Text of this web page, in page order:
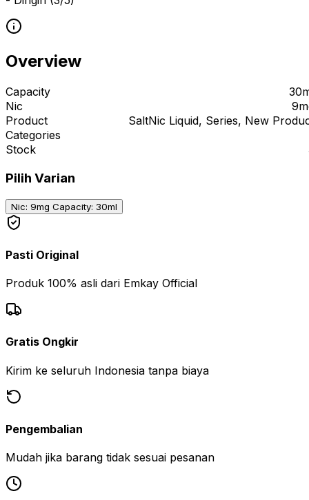
Overview
Capacity
Nic
Product
Categories
SaltNic Liquid, Series, New
Stock
Pilih Varian
Nic: 9mg Capacity: 30ml
Pasti Original
Produk 100% asli dari Emkay Official
Gratis Ongkir
Kirim ke seluruh Indonesia tanpa biaya
Pengembalian
Mudah jika barang tidak sesuai pesanan